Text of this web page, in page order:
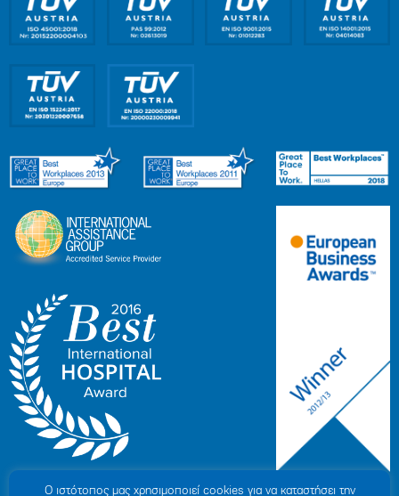
Ο ιστότοπoς μας χρησιμοποιεί cookies για να καταστήσει την